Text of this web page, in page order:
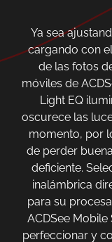
Ya sea
cargando con
de las fotos
móviles de
Light EQ
oscurece las
momento, por
de perder
deficiente.
inalámbrica
para su
ACDSee
perfeccionar y